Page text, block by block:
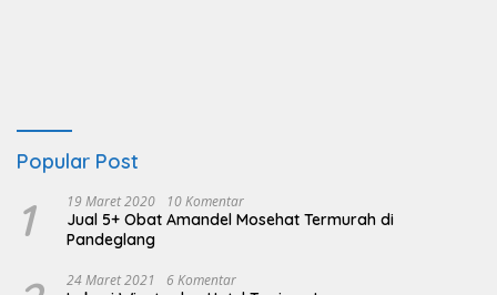
Popular Post
1 19 Maret 2020 10 Komentar
Jual 5+ Obat Amandel Mosehat Termurah di
Pandeglang
24 Maret 2021 6 Komentar